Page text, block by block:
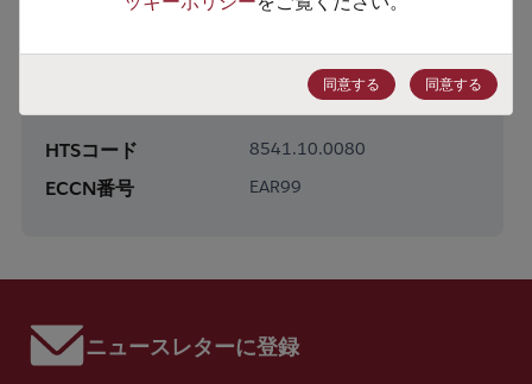
製品カテゴリー Discretes
HTSコード 8541.10.0080
ECCN番号 EAR99
ニュースレターに登録
同意する 同意する